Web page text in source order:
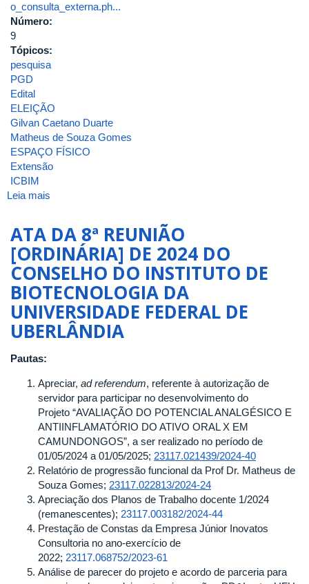
o_consulta_externa.ph...
Número:
9
Tópicos:
pesquisa
PGD
Edital
ELEIÇÃO
Gilvan Caetano Duarte
Matheus de Souza Gomes
ESPAÇO FÍSICO
Extensão
ICBIM
Leia mais
9ª
REUNIÃO
[ORDINÁRIA]
DE
2025
DO
CONSELHO
DO
BIOTECNOLOGIA
DA
UNIVERSIDADE
FEDERAL
DE
UBERLÂNDIA
ATA DA 8ª REUNIÃO
[ORDINÁRIA] DE 2024 DO
CONSELHO DO INSTITUTO DE
BIOTECNOLOGIA DA
UNIVERSIDADE FEDERAL DE
UBERLÂNDIA
Pautas:
Apreciar, ad referendum, referente à autorização de
servidor para participar no desenvolvimento do
Projeto “AVALIAÇÃO DO POTENCIAL ANALGÉSICO E
ANTIINFLAMATÓRIO DO ATIVO ORAL X EM
CAMUNDONGOS”, a ser realizado no período de
01/05/2024 a 01/05/2025; 23117.021439/2024-40
Relatório de progressão funcional da Prof Dr. Matheus de
Souza Gomes; 23117.022813/2024-24
Apreciação dos Planos de Trabalho docente 1/2024
(remanescentes); 23117.003182/2024-44
Prestação de Constas da Empresa Júnior Inovatos
Consultoria no ano-exercício de
2022; 23117.068752/2023-61
Análise de parecer do projeto e acordo de parceria para